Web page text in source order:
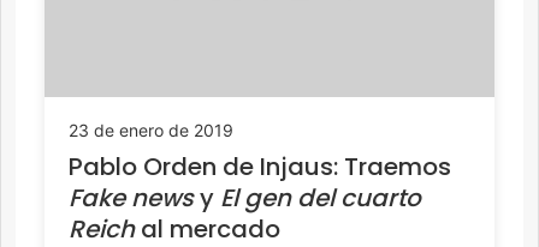
23 de enero de 2019
Pablo Orden de Injaus: Traemos
Fake newsy El gen del cuarto
Reichal mercado